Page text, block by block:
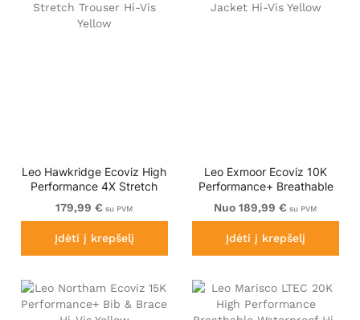
Leo Hawkridge Ecoviz High
Performance 4X Stretch
Trouser Hi-Vis Yellow
179,99 € su PVM
Įdėti į krepšelį
Leo Exmoor Ecoviz 10K
Performance+ Breathable
Jacket Hi-Vis Yellow
Nuo 189,99 € su PVM
Įdėti į krepšelį